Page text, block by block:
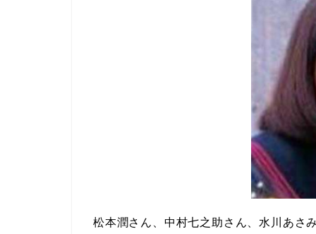
松本潤さん、中村七之助さん、水川あさ